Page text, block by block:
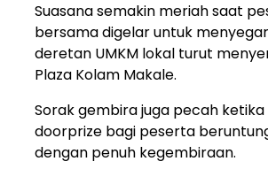
Suasana semakin meriah saat
bersama digelar untuk
deretan UMKM lokal turut
Plaza Kolam Makale.
Sorak gembira juga pecah
doorprize bagi peserta
dengan penuh kegembiraan.